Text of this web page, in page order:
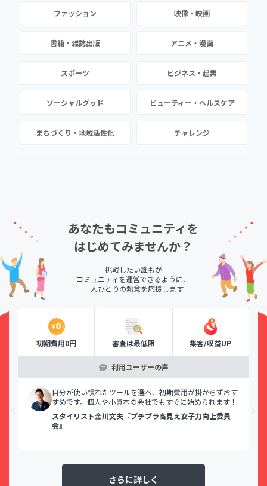
ファッション 映像・映画
書籍・雑誌出版 アニメ・漫画
スポーツ ビジネス・起業
ソーシャルグッド ビューティー・ヘルスケア
まちづくり・地域活性化 チャレンジ
あなたもコミュニティを
はじめてみませんか？
挑戦したい誰もが
コミュニティを運営できるように、
一人ひとりの熱意を応援します
初期費用0円 審査は最低限 集客/収益UP
利用ユーザーの声
自分が使い慣れたツールを選べ、初期費用が掛からずおす
すめです。個人や小資本の会社でもすぐに始められます！
スタイリスト金川文夫『プチプラ高見え女子力向上委員
会』
さらに詳しく